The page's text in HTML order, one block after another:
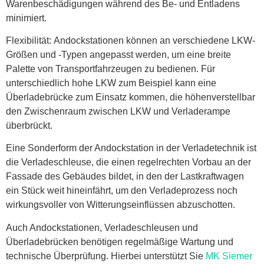
Warenbeschädigungen während des Be- und Entladens
minimiert.
Flexibilität: Andockstationen können an verschiedene LKW-
Größen und -Typen angepasst werden, um eine breite
Palette von Transportfahrzeugen zu bedienen. Für
unterschiedlich hohe LKW zum Beispiel kann eine
Überladebrücke zum Einsatz kommen, die höhenverstellbar
den Zwischenraum zwischen LKW und Verladerampe
überbrückt.
Eine Sonderform der Andockstation in der Verladetechnik ist
die Verladeschleuse, die einen regelrechten Vorbau an der
Fassade des Gebäudes bildet, in den der Lastkraftwagen
ein Stück weit hineinfährt, um den Verladeprozess noch
wirkungsvoller von Witterungseinflüssen abzuschotten.
Auch Andockstationen, Verladeschleusen und
Überladebrücken benötigen regelmäßige Wartung und
technische Überprüfung. Hierbei unterstützt Sie MK Siemer